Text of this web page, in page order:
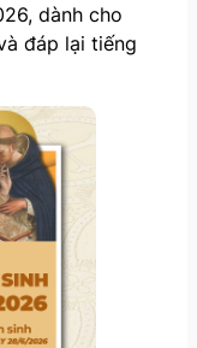
dành cho
đáp lại tiếng